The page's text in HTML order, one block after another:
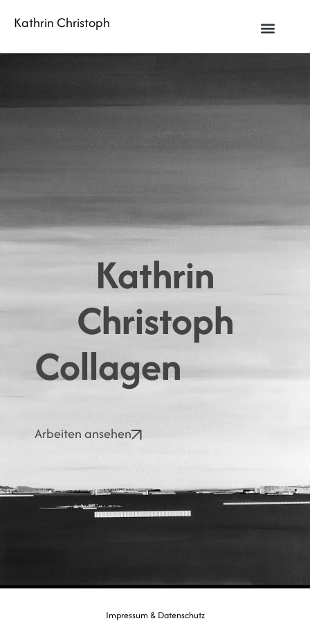
Kathrin Christoph
Kathrin
Christoph
Collagen
Arbeiten ansehen
Impressum & Datenschutz